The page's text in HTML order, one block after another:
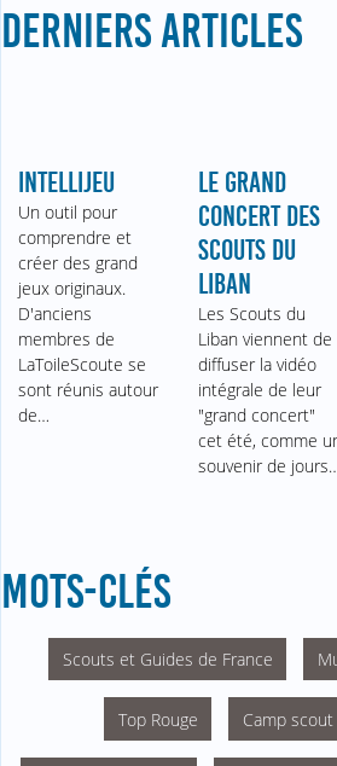
DERNIERS ARTICLES
INTELLIJEU
Un outil pour
comprendre et
créer des grand
jeux originaux.
D'anciens
membres de
LaToileScoute se
sont réunis autour
de…
LE GRAND
CONCERT DES
SCOUTS DU
LIBAN
Les Scouts du
Liban viennent de
diffuser la vidéo
intégrale de leur
"grand concert"
cet été, comme
souvenir de
MOTS-CLÉS
Scouts et Guides de France
Top Rouge Camp scout